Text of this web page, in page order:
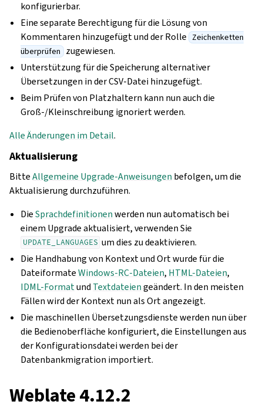
konfigurierbar.
Eine separate Berechtigung für die Lösung von
Kommentaren hinzugefügt und der Rolle Zeichenketten
überprüfen zugewiesen.
Unterstützung für die Speicherung alternativer
Übersetzungen in der CSV-Datei hinzugefügt.
Beim Prüfen von Platzhaltern kann nun auch die
Groß-/Kleinschreibung ignoriert werden.
Alle Änderungen im Detail.
Aktualisierung
BitteAllgemeine Upgrade-Anweisungen befolgen, um die
Aktualisierung durchzuführen.
DieSprachdefinitionenwerden nun automatisch bei
einem Upgrade aktualisiert, verwenden Sie
UPDATE_LANGUAGES um dies zu deaktivieren.
Die Handhabung von Kontext und Ort wurde für die
DateiformateWindows-RC-Dateien, HTML-Dateien,
IDML-Formatund Textdateiengeändert. In den meisten
Fällen wird der Kontext nun als Ort angezeigt.
Die maschinellen Übersetzungsdienste werden nun über
die Bedienoberfläche konfiguriert, die Einstellungen aus
der Konfigurationsdatei werden bei der
Datenbankmigration importiert.
Weblate 4.12.2